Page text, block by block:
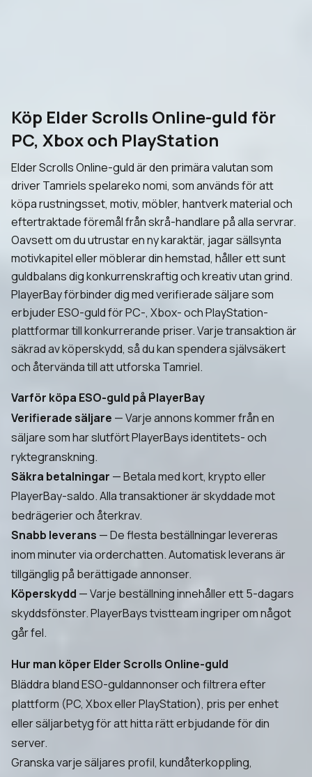
Köp Elder Scrolls Online-guld för
PC, Xbox och PlayStation
Elder Scrolls Online-guld är den primära valutan som
driver Tamriels spelareko nomi, som används för att
köpa rustningsset, motiv, möbler, hantverk material och
eftertraktade föremål från skrå-handlare på alla servrar.
Oavsett om du utrustar en ny karaktär, jagar sällsynta
motivkapitel eller möblerar din hemstad, håller ett sunt
guldbalans dig konkurrenskraftig och kreativ utan grind.
PlayerBay förbinder dig med verifierade säljare som
erbjuder ESO-guld för PC-, Xbox- och PlayStation-
plattformar till konkurrerande priser. Varje transaktion är
säkrad av köperskydd, så du kan spendera självsäkert
och återvända till att utforska Tamriel.
Varför köpa ESO-guld på PlayerBay
Verifierade säljare — Varje annons kommer från en
säljare som har slutfört PlayerBays identitets- och
ryktegranskning.
Säkra betalningar — Betala med kort, krypto eller
PlayerBay-saldo. Alla transaktioner är skyddade mot
bedrägerier och återkrav.
Snabb leverans — De flesta beställningar levereras
inom minuter via orderchatten. Automatisk leverans är
tillgänglig på berättigade annonser.
Köperskydd — Varje beställning innehåller ett 5-dagars
skyddsfönster. PlayerBays tvistteam ingriper om något
går fel.
Hur man köper Elder Scrolls Online-guld
Bläddra bland ESO-guldannonser och filtrera efter
plattform (PC, Xbox eller PlayStation), pris per enhet
eller säljarbetyg för att hitta rätt erbjudande för din
server.
Granska varje säljares profil, kundåterkoppling,